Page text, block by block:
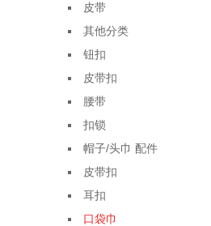
皮带
其他分类
钮扣
皮带扣
腰带
扣锁
帽子/头巾 配件
皮带扣
耳扣
口袋巾